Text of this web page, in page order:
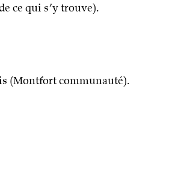
ce qui s’y trouve).
(Montfort communauté).